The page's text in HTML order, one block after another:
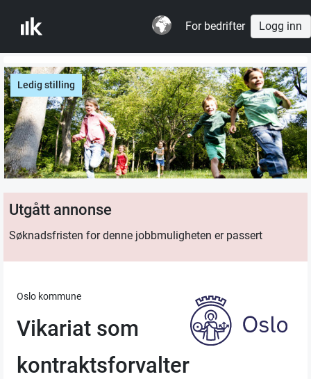
For bedrifter Logg inn
Ledig stilling
Utgått annonse
Søknadsfristen for denne jobbmuligheten er passert
Oslo kommune
Vikariat som
kontraktsforvalter